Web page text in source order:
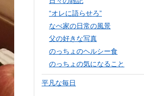
“オレに語らせろ”
なべ家の日常の風景
父の好きな写真
のっちょのヘルシー食
のっちょの気になること
平凡な毎日